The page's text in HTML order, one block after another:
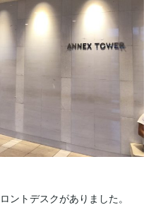
ントデスクがありました。